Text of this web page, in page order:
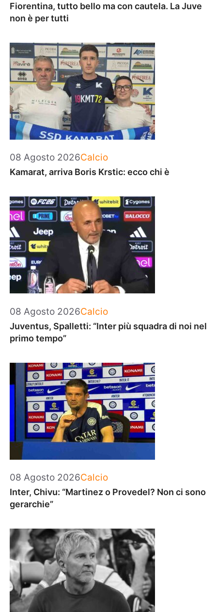
Fiorentina, tutto bello ma con cautela. La Juve
non è per tutti
08 Agosto 2026Categorie
Calcio
Kamarat, arriva Boris Krstic: ecco chi è
08 Agosto 2026Categorie
Calcio
Juventus, Spalletti: “Inter più squadra di noi nel
primo tempo”
08 Agosto 2026Categorie
Calcio
Inter, Chivu: “Martinez o Provedel? Non ci sono
gerarchie”